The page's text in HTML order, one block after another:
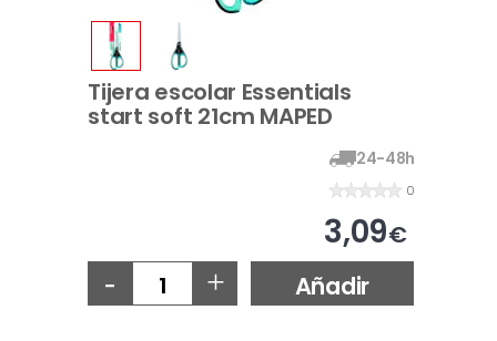
Tijera escolar Essentials
start soft 21cm MAPED
24-48h
0
3,09€
- + Añadir